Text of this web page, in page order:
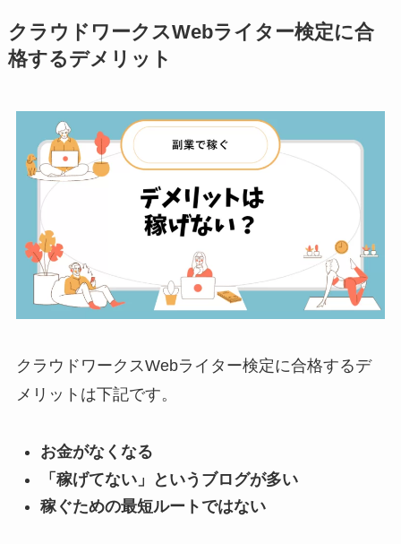
クラウドワークスWebライター検定に合
格するデメリット
クラウドワークスWebライター検定に合格するデ
メリットは下記です。
お金がなくなる
「稼げてない」というブログが多い
稼ぐための最短ルートではない